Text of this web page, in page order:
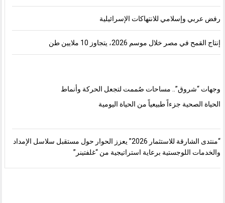
رفض عربي وإسلامي للانتهاكات الإسرائيلية
إنتاج القمح في مصر خلال موسم 2026، يتجاوز 10 ملايين طن
وجهات “شروق”.. مساحات صُممت لتجعل الحركة وأنماط
الحياة الصحية جزءاً طبيعياً من الحياة اليومية
“منتدى الشارقة للاستثمار 2026” يعزز الحوار حول مستقبل سلاسل الإمداد
والخدمات اللوجستية برعاية استراتيجية من “غلفتينر”